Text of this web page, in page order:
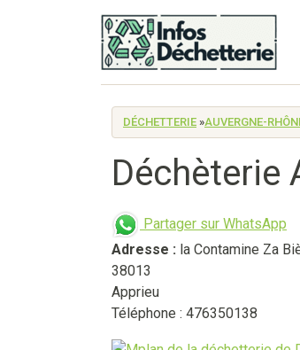
DÉCHETTERIE »AUVERGNE-
Déchèterie
Partager sur WhatsApp
Adresse : la Contamine Za
38013
Apprieu
Téléphone : 476350138